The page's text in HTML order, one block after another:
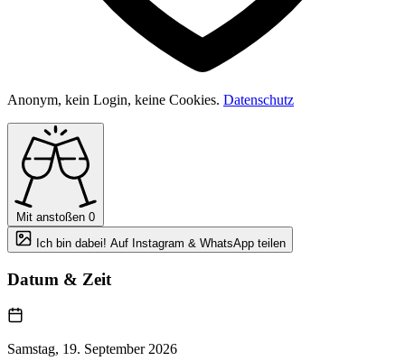
Anonym, kein Login, keine Cookies. Datenschutz
Mit anstoßen 0
Ich bin dabei! Auf Instagram & WhatsApp teilen
Datum & Zeit
Samstag, 19. September 2026